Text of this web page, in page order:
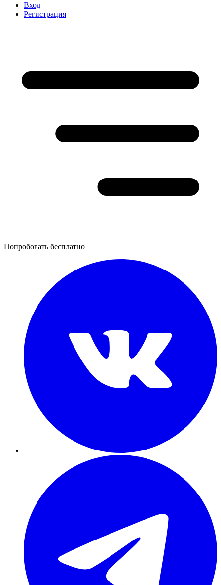
Вход
Регистрация
Попробовать бесплатно